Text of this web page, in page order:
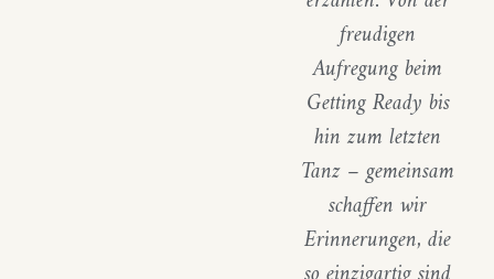
freudigen
Aufregung beim
Getting Ready bis
hin zum letzten
Tanz – gemeinsam
schaffen wir
Erinnerungen, die